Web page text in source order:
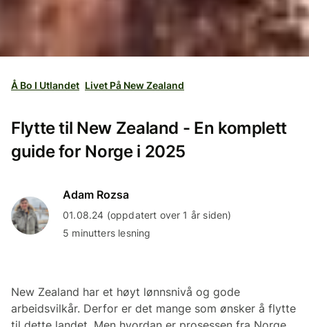
Å Bo I Utlandet Livet På New Zealand
Flytte til New Zealand - En komplett
guide for Norge i 2025
Adam Rozsa
01.08.24 (oppdatert over 1 år siden)
5 minutters lesning
New Zealand har et høyt lønnsnivå og gode
arbeidsvilkår. Derfor er det mange som ønsker å flytte